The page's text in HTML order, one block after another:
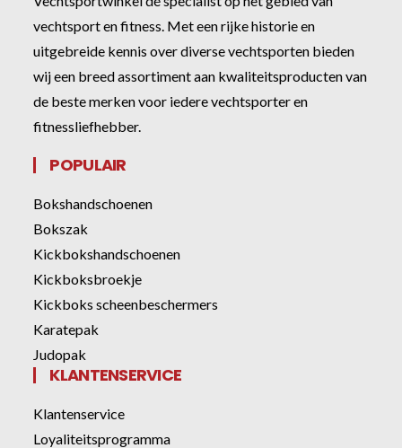
vechtsport en fitness. Met een rijke historie en
uitgebreide kennis over diverse vechtsporten bieden
wij een breed assortiment aan kwaliteitsproducten van
de beste merken voor iedere vechtsporter en
fitnessliefhebber.
POPULAIR
Bokshandschoenen
Bokszak
Kickbokshandschoenen
Kickboksbroekje
Kickboks scheenbeschermers
Karatepak
Judopak
KLANTENSERVICE
Klantenservice
Loyaliteitsprogramma